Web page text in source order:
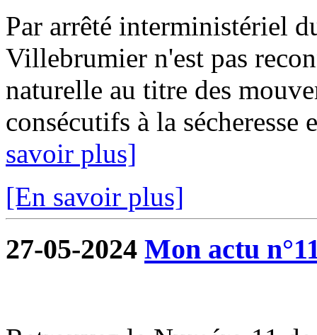
Par arrêté interministériel
Villebrumier n'est pas
naturelle au titre des
consécutifs à la
savoir plus]
[En savoir plus]
27-05-2024 Mon actu